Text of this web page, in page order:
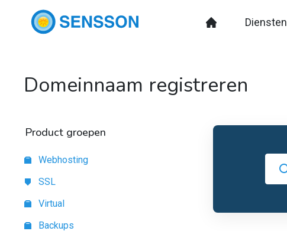
Diensten
Domeinnaam registreren
Product groepen
Webhosting
SSL
Virtual
Backups